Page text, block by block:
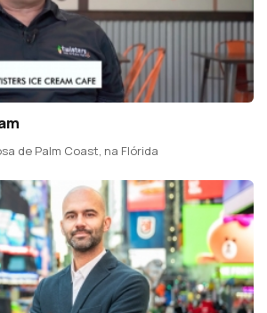
de Palm Coast, na Flórida